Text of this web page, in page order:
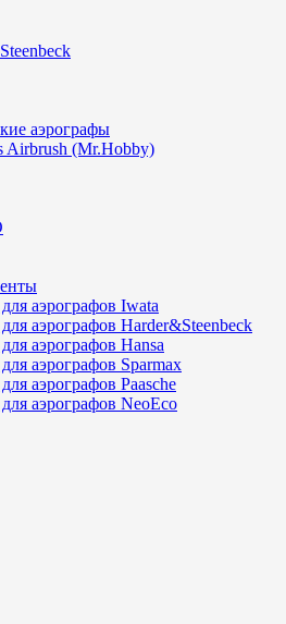
аэрографы
Airbrush (Mr.Hobby)
аэрографов Iwata
аэрографов Harder&Steenbeck
аэрографов Hansa
аэрографов Sparmax
аэрографов Paasche
аэрографов NeoEco